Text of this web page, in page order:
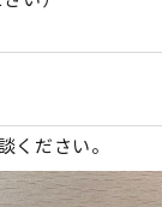
ださい。